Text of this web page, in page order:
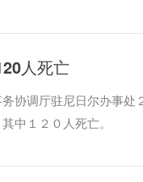
人死亡
协调厅驻尼日尔办事
中１２０人死亡。